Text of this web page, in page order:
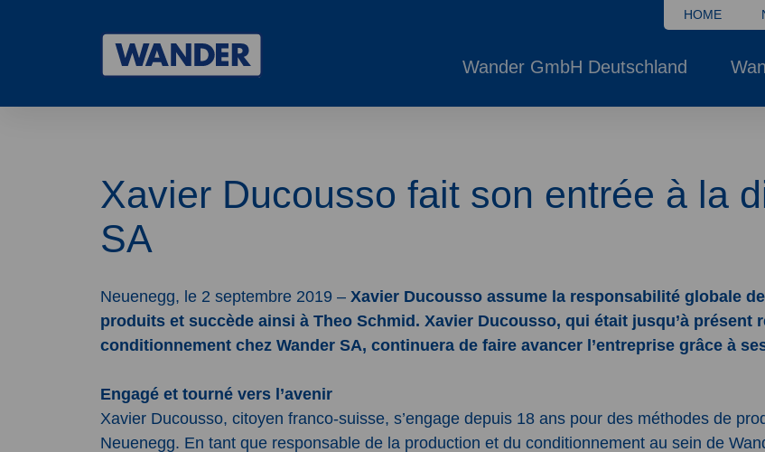
HOME
Wander GmbH Deutschland
Xavier Ducousso fait son entrée à la
SA
Neuenegg, le 2 septembre 2019 – Xavier Ducousso assume la responsabilité globale
produits et succède ainsi à Theo Schmid. Xavier Ducousso, qui était jusqu’à présent
conditionnement chez Wander SA, continuera de faire avancer l’entreprise grâce à
Engagé et tourné vers l’avenir
Xavier Ducousso, citoyen franco-suisse, s’engage depuis 18 ans pour des méthodes de
Neuenegg. En tant que responsable de la production et du conditionnement au sein de